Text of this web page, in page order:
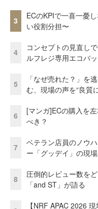
3
ECのKPIで一喜一憂
い役割分担〜
4
コンセプトの見直し
ルフレジ専用エコバ
5
「なぜ売れた？」を
む、現場の声を“良質
6
[マンガ]ECの購入を
べき？
7
ベテラン店員のノウ
ー「グッデイ」の現
8
圧倒的レビュー数を
「and ST」が語る
【NRF APAC 2026